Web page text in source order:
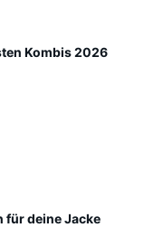
Kombis 2026
für deine Jacke